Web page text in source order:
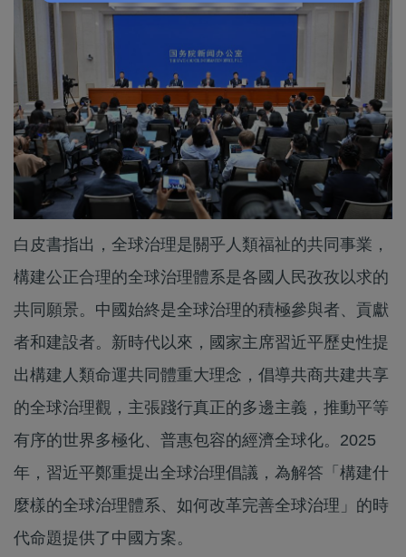
白皮書指出，全球治理是關乎人類福祉的共同事業，
構建公正合理的全球治理體系是各國人民孜孜以求的
共同願景。中國始終是全球治理的積極參與者、貢獻
者和建設者。新時代以來，國家主席習近平歷史性提
出構建人類命運共同體重大理念，倡導共商共建共享
的全球治理觀，主張踐行真正的多邊主義，推動平等
有序的世界多極化、普惠包容的經濟全球化。2025
年，習近平鄭重提出全球治理倡議，為解答「構建什
麼樣的全球治理體系、如何改革完善全球治理」的時
代命題提供了中國方案。